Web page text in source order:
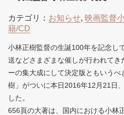
カテゴリ： お知らせ, 映画監督
籍/CD
小林正樹監督の生誕100年を記念し
送などさまざまな催しが行われてき
ーの集大成にして決定版ともいうべ
樹」がついに本日2016年12月21日、
した。
656頁の大著は、
国内における小林